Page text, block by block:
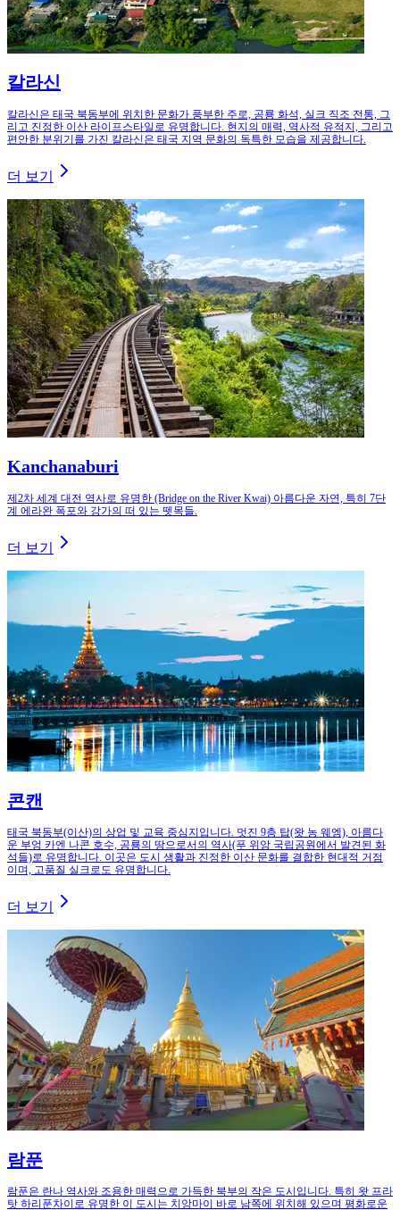
칼라신
칼라신은 태국 북동부에 위치한 문화가 풍부한 주로, 공룡 화석, 실크 직조 전통, 그
리고 진정한 이산 라이프스타일로 유명합니다. 현지의 매력, 역사적 유적지, 그리고
편안한 분위기를 가진 칼라신은 태국 지역 문화의 독특한 모습을 제공합니다.
더 보기
Kanchanaburi
제2차 세계 대전 역사로 유명한 (Bridge on the River Kwai) 아름다운 자연, 특히 7단
계 에라완 폭포와 강가의 떠 있는 뗏목들.
더 보기
콘캔
태국 북동부(이산)의 상업 및 교육 중심지입니다. 멋진 9층 탑(왓 농 웨엥), 아름다
운 부엉 카엔 나콘 호수, 공룡의 땅으로서의 역사(푸 위앙 국립공원에서 발견된 화
석들)로 유명합니다. 이곳은 도시 생활과 진정한 이산 문화를 결합한 현대적 거점
이며, 고품질 실크로도 유명합니다.
더 보기
람푼
람푼은 란나 역사와 조용한 매력으로 가득한 북부의 작은 도시입니다. 특히 왓 프라
탓 하리푼차이로 유명한 이 도시는 치앙마이 바로 남쪽에 위치해 있으며 평화로운